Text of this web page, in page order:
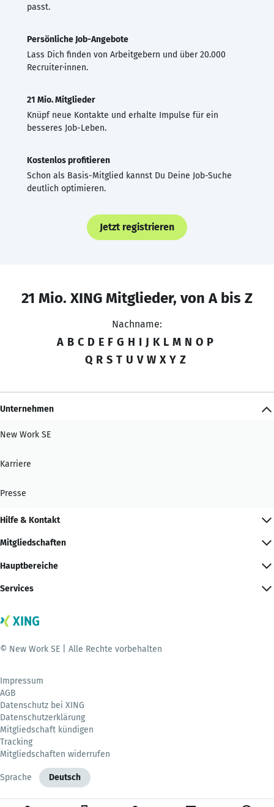
passt.
Persönliche Job-Angebote
Lass Dich finden von Arbeitgebern und über 20.000
Recruiter·innen.
21 Mio. Mitglieder
Knüpf neue Kontakte und erhalte Impulse für ein
besseres Job-Leben.
Kostenlos profitieren
Schon als Basis-Mitglied kannst Du Deine Job-Suche
deutlich optimieren.
Jetzt registrieren
21 Mio. XING Mitglieder, von A bis Z
Nachname:
A B C D E F G H I J K L M N O P
Q R S T U V W X Y Z
Unternehmen
New Work SE
Karriere
Presse
Hilfe & Kontakt
Mitgliedschaften
Hauptbereiche
Services
© New Work SE | Alle Rechte vorbehalten
Impressum
AGB
Datenschutz bei XING
Datenschutzerklärung
Mitgliedschaft kündigen
Tracking
Mitgliedschaften widerrufen
Sprache Deutsch